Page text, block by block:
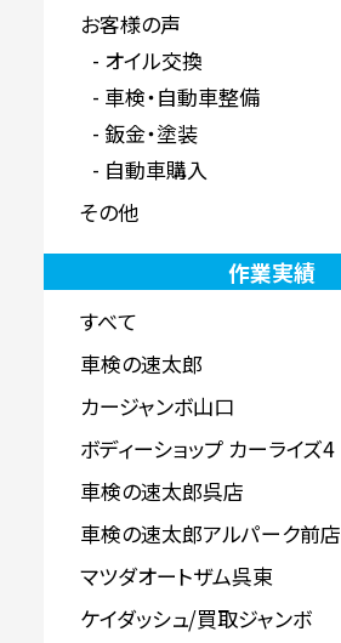
お客様の声
オイル交換
車検・自動車整備
鈑金・塗装
自動車購入
その他
作業実績
すべて
車検の速太郎
カージャンボ山口
ボディーショップ カーライズ4
車検の速太郎呉店
車検の速太郎アルパーク前店
マツダオートザム呉東
ケイダッシュ/買取ジャンボ